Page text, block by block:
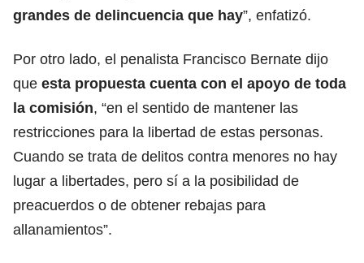
grandes de delincuencia que hay”, enfatizó.
Por otro lado, el penalista Francisco Bernate dijo
que esta propuesta cuenta con el apoyo de toda
la comisión, “en el sentido de mantener las
restricciones para la libertad de estas personas.
Cuando se trata de delitos contra menores no hay
lugar a libertades, pero sí a la posibilidad de
preacuerdos o de obtener rebajas para
allanamientos”.